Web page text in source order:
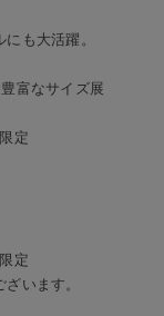
も大活躍。
富なサイズ展
定
定
います。